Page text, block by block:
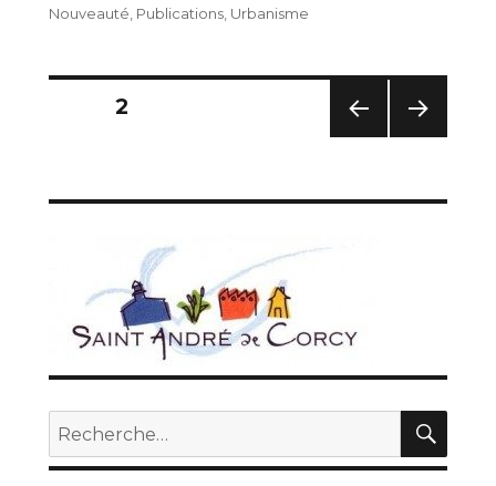
le
Nouveauté Publications, Urbanisme
Pagination
publications
ÉDE
PAGE2
ANT
Recherche
pour :